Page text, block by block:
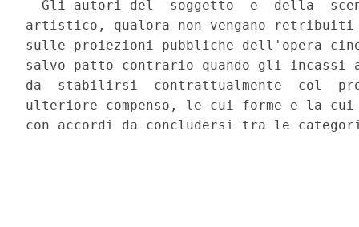
Gli autori del  soggetto  e  della
artistico, qualora non vengano retribuiti
sulle proiezioni pubbliche dell'opera
salvo patto contrario quando gli incassi
da  stabilirsi  contrattualmente  col
ulteriore compenso, le cui forme e la